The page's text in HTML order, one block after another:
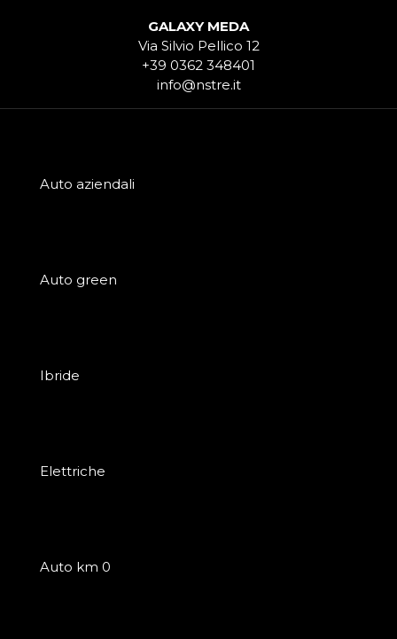
GALAXY MEDA
Via Silvio Pellico 12
+39 0362 348401
info@nstre.it
Auto aziendali
Auto green
Ibride
Elettriche
Auto km 0